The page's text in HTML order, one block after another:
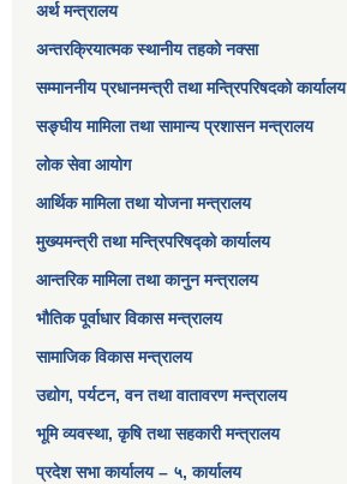
अर्थ मन्त्रालय
अन्तरक्रियात्मक स्थानीय तहको नक्सा
सम्माननीय प्रधानमन्त्री तथा मन्त्रिपरिषद‌को कार्यालय
सङ्‍घीय मामिला तथा सामान्य प्रशासन मन्त्रालय
लोक सेवा आयोग
आर्थिक मामिला तथा योजना मन्त्रालय​
मुख्यमन्त्री तथा मन्त्रिपरिषद्को कार्यालय
आन्तरिक मामिला तथा कानुन मन्त्रालय
भौतिक पूर्वाधार विकास मन्त्रालय
सामाजिक विकास मन्त्रालय
उद्योग, पर्यटन, वन तथा वातावरण मन्त्रालय
भूमि व्यवस्था, कृषि तथा सहकारी मन्त्रालय
प्रदेश सभा कार्यालय – ५, कार्यालय